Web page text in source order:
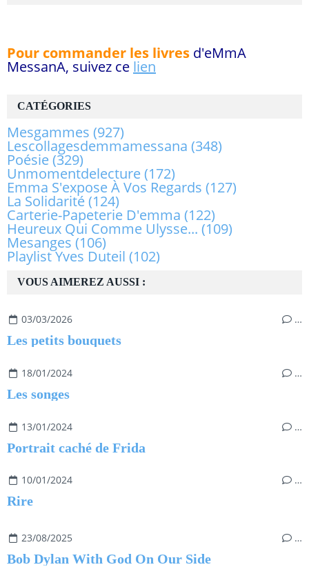
VOUS AIMEREZ AUSSI :
03/03/2026 …
Les petits bouquets
18/01/2024 …
Les songes
13/01/2024 …
Portrait caché de Frida
10/01/2024 …
Rire
23/08/2025 …
Bob Dylan With God On Our Side
CATÉGORIES
Mesgammes (927)
Lescollagesdemmamessana (348)
Poésie(329)
Unmomentdelecture(172)
Emma S'expose À Vos Regards (127)
La Solidarité(124)
Carterie-Papeterie D'emma (122)
Heureux Qui Comme Ulysse... (109)
Mesanges (106)
Playlist Yves Duteil (102)
Pour commander les livres d'eMmA
MessanA, suivez ce lien